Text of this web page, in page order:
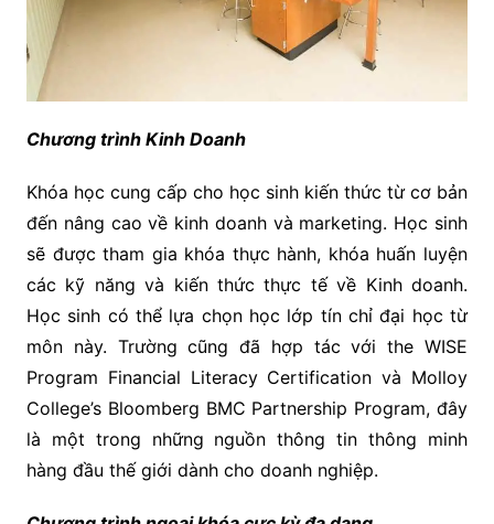
Chương trình Kinh Doanh
Khóa học cung cấp cho học sinh kiến thức từ cơ bản
đến nâng cao về kinh doanh và marketing. Học sinh
sẽ được tham gia khóa thực hành, khóa huấn luyện
các kỹ năng và kiến thức thực tế về Kinh doanh.
Học sinh có thể lựa chọn học lớp tín chỉ đại học từ
môn này. Trường cũng đã hợp tác với the WISE
Program Financial Literacy Certification và Molloy
College’s Bloomberg BMC Partnership Program, đây
là một trong những nguồn thông tin thông minh
hàng đầu thế giới dành cho doanh nghiệp.